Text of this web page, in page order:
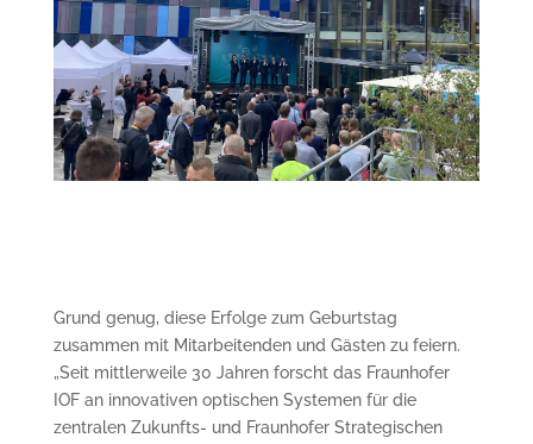
Grund genug, diese Erfolge zum Geburtstag
zusammen mit Mitarbeitenden und Gästen zu feiern.
„Seit mittlerweile 30 Jahren forscht das Fraunhofer
IOF an innovativen optischen Systemen für die
zentralen Zukunfts- und Fraunhofer Strategischen